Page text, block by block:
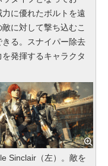
力に優れたボルトを遠
敵に対して撃ち込むこ
きる。スナイパー除去
を発揮するキャラクタ
Sinclair（左）。敵を